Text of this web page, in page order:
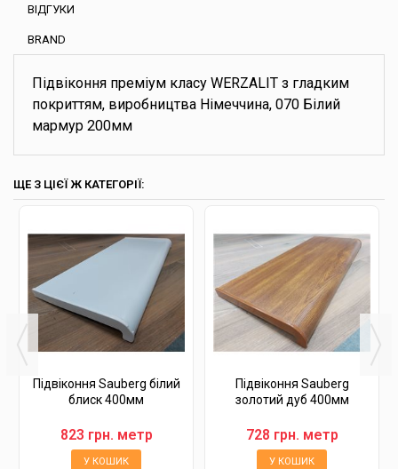
ВІДГУКИ
BRAND
Підвіконня преміум класу WERZALIT з гладким
покриттям, виробництва Німеччина, 070 Білий
мармур 200мм
ЩЕ З ЦІЄЇ Ж КАТЕГОРІЇ:
Підвіконня Sauberg білий
блиск 400мм
823 грн. метр
У КОШИК
Підвіконня Sauberg
золотий дуб 400мм
728 грн. метр
У КОШИК